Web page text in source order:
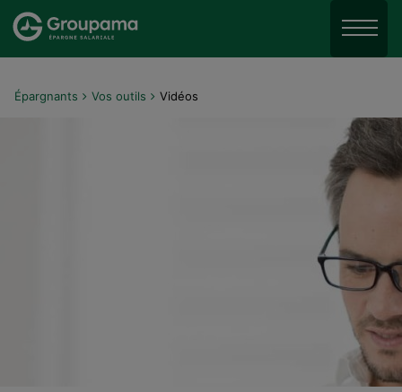
Aller au menu
Aller au contenu
Menu
Épargnants Vos outils Vidéos